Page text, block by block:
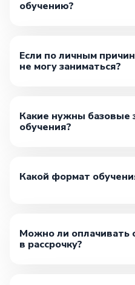
обучению?
Если по личным
не могу заниматься?
Какие нужны базовые
обучения?
Какой формат
Можно ли оплачивать
в рассрочку?